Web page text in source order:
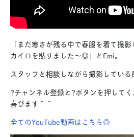
「まだ寒さが残る中で春服を着て撮
カイロを貼りました〜◎」とEmi。
スタッフと相談しながら撮影してい
?チャンネル登録と?ボタンを押して
喜びます＾＾
全てのYouTube動画はこちら◎